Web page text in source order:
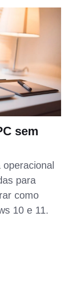
sem
para
como
10 e 11.